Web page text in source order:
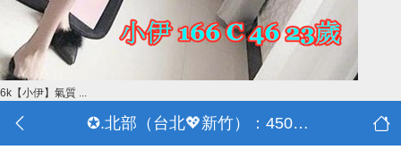
6k【小伊】氣質 ...
✪.北部（台北💖新竹）：4500-50000